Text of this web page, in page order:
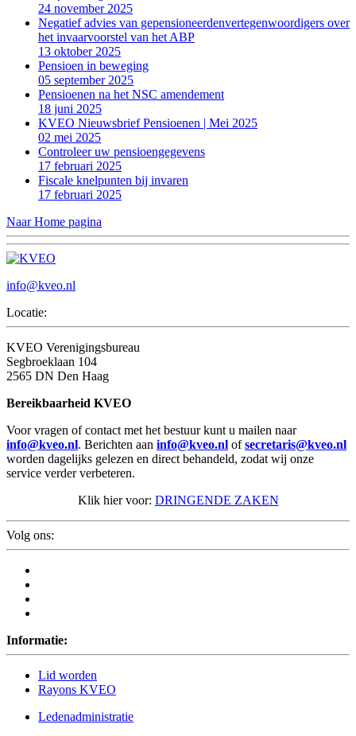
24 november 2025
Negatief advies van gepensioneerdenvertegenwoordigers over
het invaarvoorstel van het ABP
13 oktober 2025
Pensioen in beweging
05 september 2025
Pensioenen na het NSC amendement
18 juni 2025
KVEO Nieuwsbrief Pensioenen | Mei 2025
02 mei 2025
Controleer uw pensioengegevens
17 februari 2025
Fiscale knelpunten bij invaren
17 februari 2025
Naar Home pagina
info@kveo.nl
Locatie:
KVEO Verenigingsbureau
Segbroeklaan 104
2565 DN Den Haag
Bereikbaarheid KVEO
Voor vragen of contact met het bestuur kunt u mailen naar
info@kveo.nl. Berichten aan info@kveo.nl ofsecretaris@kveo.nl
worden dagelijks gelezen en direct behandeld, zodat wij onze
service verder verbeteren.
Klik hier voor: DRINGENDE ZAKEN
Volg ons:
Informatie:
Lid worden
Rayons KVEO
Ledenadministratie